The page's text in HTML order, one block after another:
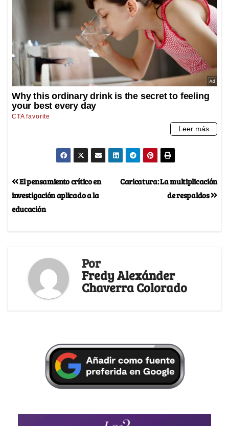
Caricatura: La multiplicación
de respaldos
El pensamiento crítico en
investigación aplicado a la
educación
Por
Fredy Alexánder
Chaverra Colorado